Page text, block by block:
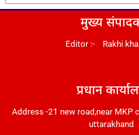
मुख्य
Editor :- Rakhi
प्रधान
Address -21 new road,near MKP
uttarakhand